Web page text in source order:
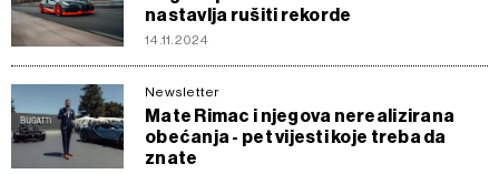
nastavlja rušiti rekorde
14.11.2024
Newsletter
Mate Rimac i njegova nerealizirana
obećanja - pet vijesti koje treba da
znate